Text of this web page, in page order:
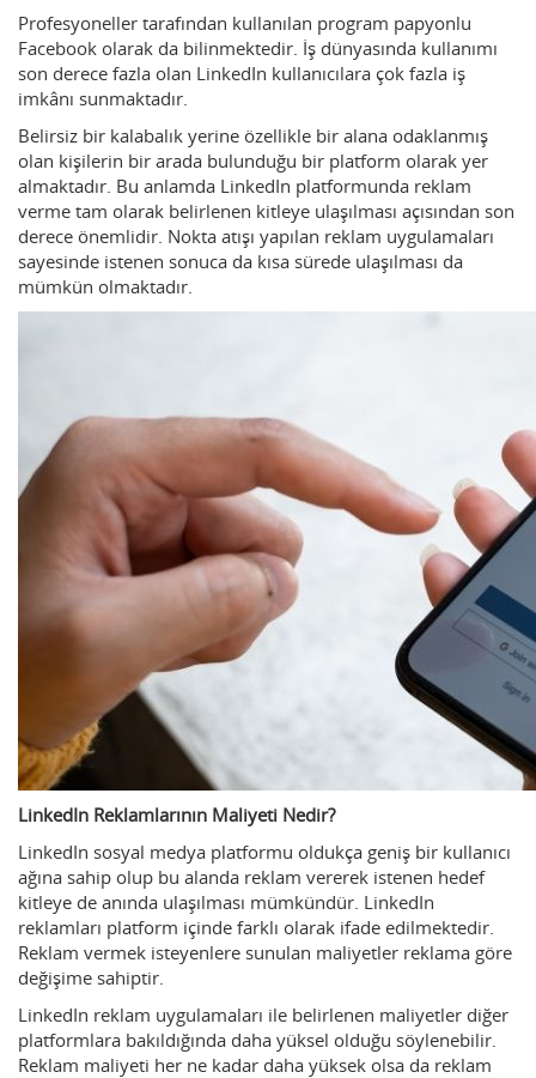
Profesyoneller tarafından kullanılan program papyonlu
Facebook olarak da bilinmektedir. İş dünyasında kullanımı
son derece fazla olan LinkedIn kullanıcılara çok fazla iş
imkânı sunmaktadır.
Belirsiz bir kalabalık yerine özellikle bir alana odaklanmış
olan kişilerin bir arada bulunduğu bir platform olarak yer
almaktadır. Bu anlamda LinkedIn platformunda reklam
verme tam olarak belirlenen kitleye ulaşılması açısından son
derece önemlidir. Nokta atışı yapılan reklam uygulamaları
sayesinde istenen sonuca da kısa sürede ulaşılması da
mümkün olmaktadır.
LinkedIn Reklamlarının Maliyeti Nedir?
LinkedIn sosyal medya platformu oldukça geniş bir kullanıcı
ağına sahip olup bu alanda reklam vererek istenen hedef
kitleye de anında ulaşılması mümkündür. LinkedIn
reklamları platform içinde farklı olarak ifade edilmektedir.
Reklam vermek isteyenlere sunulan maliyetler reklama göre
değişime sahiptir.
LinkedIn reklam uygulamaları ile belirlenen maliyetler diğer
platformlara bakıldığında daha yüksel olduğu söylenebilir.
Reklam maliyeti her ne kadar daha yüksek olsa da reklam